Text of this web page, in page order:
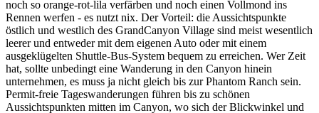
noch so orange-rot-lila verfärben und noch einen Vollmond ins
Rennen werfen - es nutzt nix. Der Vorteil: die Aussichtspunkte
östlich und westlich des GrandCanyon Village sind meist wesentlich
leerer und entweder mit dem eigenen Auto oder mit einem
ausgeklügelten Shuttle-Bus-System bequem zu erreichen. Wer Zeit
hat, sollte unbedingt eine Wanderung in den Canyon hinein
unternehmen, es muss ja nicht gleich bis zur Phantom Ranch sein.
Permit-freie Tageswanderungen führen bis zu schönen
Aussichtspunkten mitten im Canyon, wo sich der Blickwinkel und